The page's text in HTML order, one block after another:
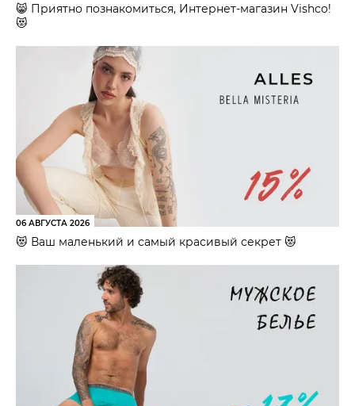
😸 Приятно познакомиться, Интернет-магазин Vishco!
😻
06 АВГУСТА 2026
😻 Ваш маленький и самый красивый секрет 😻